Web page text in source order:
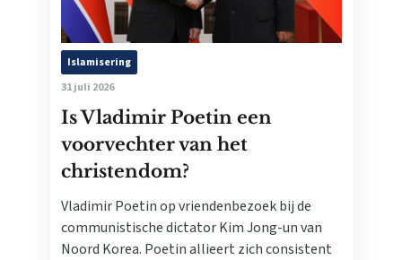
Islamisering
31 juli 2026
Is Vladimir Poetin een
voorvechter van het
christendom?
Vladimir Poetin op vriendenbezoek bij de
communistische dictator Kim Jong-un van
Noord Korea. Poetin allieert zich consistent